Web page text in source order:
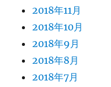
2018年11月
2018年10月
2018年9月
2018年8月
2018年7月